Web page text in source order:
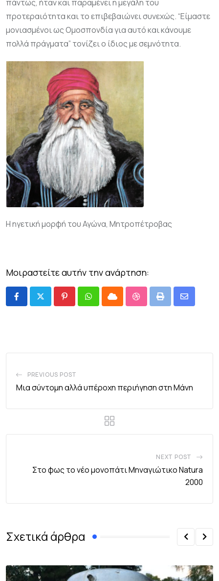
πάντως, ήταν και παραμένει η μεγάλη του
προτεραιότητα και το επιβεβαιώνει συνεχώς. “Είμαστε
μονιασμένοι ως Ομοσπονδία για αυτό και κάνουμε
πολλά πράγματα” τονίζει ο ίδιος με σεμνότητα.
Η ηγετική μορφή του Αγώνα, Μητροπέτροβας
Μοιραστείτε αυτήν την ανάρτηση:
PREVIOUS POST
Μια σύντομη αλλά υπέροχη περιήγηση στη Μάνη
NEXT POST
Στο φως το νέο μονοπάτι Μηναγιώτικο Natura
2000
Σχετικά άρθρα